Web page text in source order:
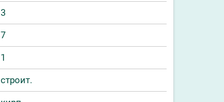
3
7
1
строит.